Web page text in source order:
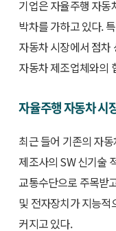
기업은 자율주행 자동
박차를 가하고 있다.
자동차 시장에서 점차
자동차 제조업체와의
자율주행 자동차 시
최근 들어 기존의 자
제조사의 SW 신기술
교통수단으로 주목받
및 전자장치가 지능적
커지고 있다.